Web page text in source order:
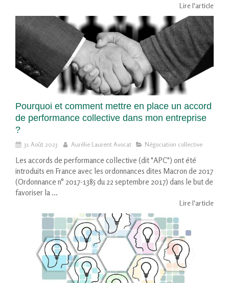
Lire l'article
Pourquoi et comment mettre en place un accord
de performance collective dans mon entreprise
?
31 Août 2023 Aurélie Laurent Avocat Négociation collective
Les accords de performance collective (dit "APC") ont été
introduits en France avec les ordonnances dites Macron de 2017
(Ordonnance n° 2017-1385 du 22 septembre 2017) dans le but de
favoriser la ...
Lire l'article